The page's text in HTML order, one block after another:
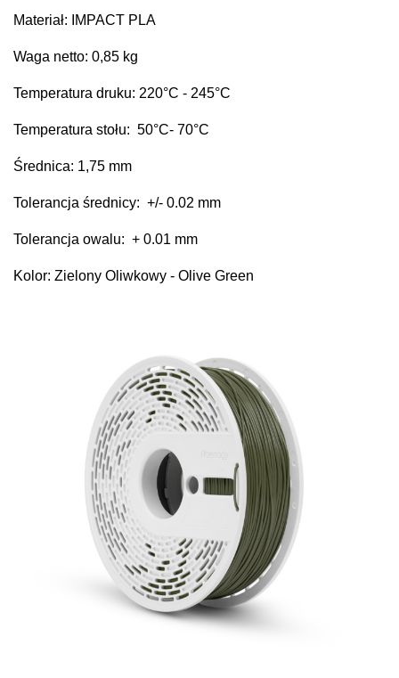
Materiał: IMPACT PLA
Waga netto: 0,85 kg
Temperatura druku: 220°C - 245°C
Temperatura stołu: 50°C- 70°C
Średnica: 1,75 mm
Tolerancja średnicy: +/- 0.02 mm
Tolerancja owalu: + 0.01 mm
Kolor: Zielony Oliwkowy - Olive Green